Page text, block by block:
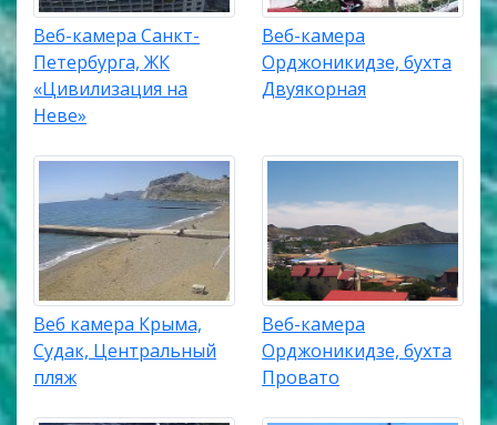
Веб-камера Санкт-
Петербурга, ЖК
«Цивилизация на
Неве»
Веб-камера
Орджоникидзе, бухта
Двуякорная
Веб камера Крыма,
Судак, Центральный
пляж
Веб-камера
Орджоникидзе, бухта
Провато